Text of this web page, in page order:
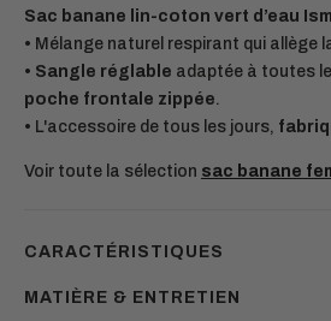
Sac banane lin-coton vert d’eau
• Mélange naturel respirant qui allège
• Sangle réglable adaptée à toutes
poche frontale zippée.
• L'accessoire de tous les jours,
Voir toute la sélection sac banane
CARACTÉRISTIQUES
MATIÈRE & ENTRETIEN